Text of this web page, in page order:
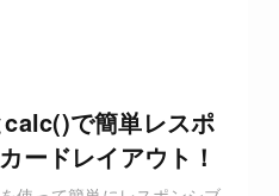
で簡単レスポ
ードレイアウト！